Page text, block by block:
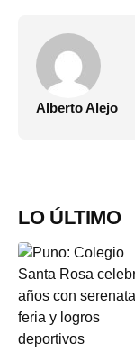
Alberto Alejo
LO ÚLTIMO